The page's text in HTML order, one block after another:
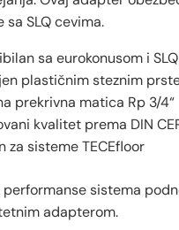
sa SLQ cevima.
sa eurokonusom i
plastičnim steznim
prekrivna matica Rp 3/4“
kvalitet prema DIN
za sisteme TECEfloor
sistema
adapterom.